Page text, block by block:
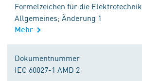
Formelzeichen für die
Allgemeines; Änderung 1
Mehr
Dokumentnummer
IEC 60027-1 AMD 2